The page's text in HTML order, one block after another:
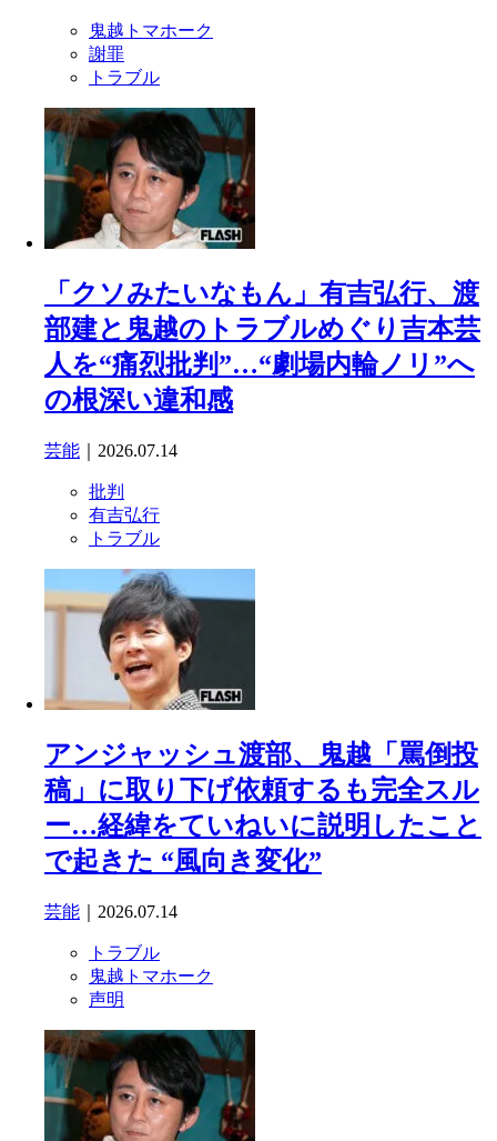
鬼越トマホーク
謝罪
トラブル
「クソみたいなもん」有吉弘行、渡
部建と鬼越のトラブルめぐり吉本芸
人を“痛烈批判”…“劇場内輪ノリ”へ
の根深い違和感
芸能 ｜2026.07.14
批判
有吉弘行
トラブル
アンジャッシュ渡部、鬼越「罵倒投
稿」に取り下げ依頼するも完全スル
ー…経緯をていねいに説明したこと
で起きた “風向き変化”
芸能 ｜2026.07.14
トラブル
鬼越トマホーク
声明